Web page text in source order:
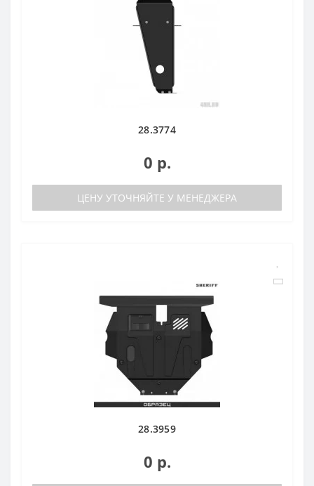
28.3774
0 р.
ЦЕНУ УТОЧНЯЙТЕ У МЕНЕДЖЕРА
28.3959
0 р.